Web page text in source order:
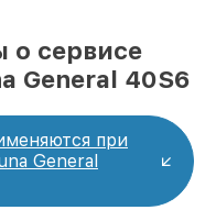
о сервисе
General 40S6
при
General